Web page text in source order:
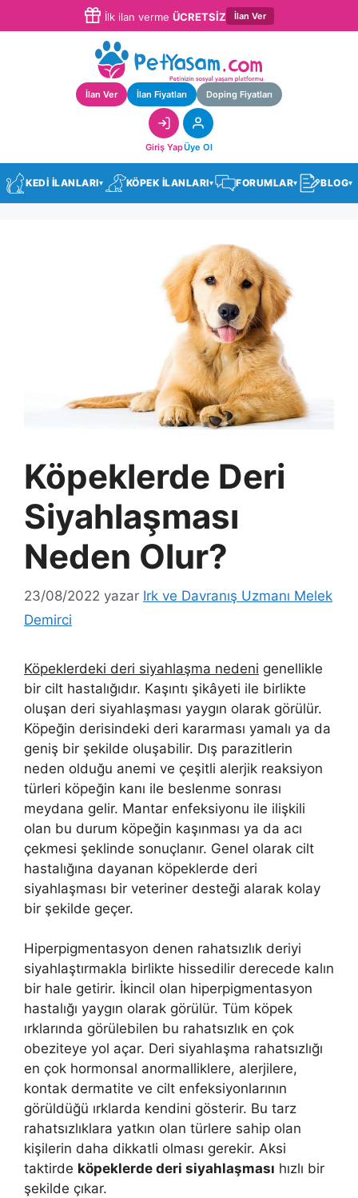
İlk ilan verme ÜCRETSİZ İlan Ver
İlan Ver İlan Fiyatları Doping Fiyatları
Giriş YapÜye Ol
KEDİ İLANLARI▾ KÖPEK İLANLARI▾ FORUMLAR▾ BLOG▾
Köpeklerde Deri
Siyahlaşması
Neden Olur?
23/08/2022 yazar Irk ve Davranış Uzmanı Melek
Demirci
Köpeklerdeki deri siyahlaşma nedeni genellikle
bir cilt hastalığıdır. Kaşıntı şikâyeti ile birlikte
oluşan deri siyahlaşması yaygın olarak görülür.
Köpeğin derisindeki deri kararması yamalı ya da
geniş bir şekilde oluşabilir. Dış parazitlerin
neden olduğu anemi ve çeşitli alerjik reaksiyon
türleri köpeğin kanı ile beslenme sonrası
meydana gelir. Mantar enfeksiyonu ile ilişkili
olan bu durum köpeğin kaşınması ya da acı
çekmesi şeklinde sonuçlanır. Genel olarak cilt
hastalığına dayanan köpeklerde deri
siyahlaşması bir veteriner desteği alarak kolay
bir şekilde geçer.
Hiperpigmentasyon denen rahatsızlık deriyi
siyahlaştırmakla birlikte hissedilir derecede kalın
bir hale getirir. İkincil olan hiperpigmentasyon
hastalığı yaygın olarak görülür. Tüm köpek
ırklarında görülebilen bu rahatsızlık en çok
obeziteye yol açar. Deri siyahlaşma rahatsızlığı
en çok hormonsal anormalliklere, alerjilere,
kontak dermatite ve cilt enfeksiyonlarının
görüldüğü ırklarda kendini gösterir. Bu tarz
rahatsızlıklara yatkın olan türlere sahip olan
kişilerin daha dikkatli olması gerekir. Aksi
taktirde köpeklerde deri siyahlaşması hızlı bir
şekilde çıkar.